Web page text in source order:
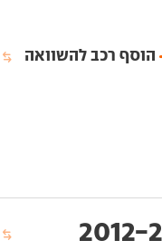
הוסף רכב להשוואה